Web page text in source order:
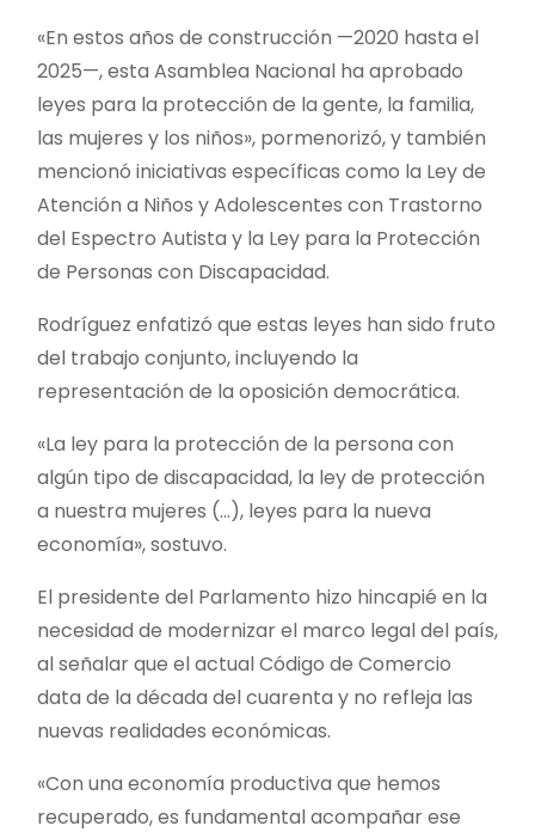
«En estos años de construcción —2020 hasta el
2025—, esta Asamblea Nacional ha aprobado
leyes para la protección de la gente, la familia,
las mujeres y los niños», pormenorizó, y también
mencionó iniciativas específicas como la Ley de
Atención a Niños y Adolescentes con Trastorno
del Espectro Autista y la Ley para la Protección
de Personas con Discapacidad.
Rodríguez enfatizó que estas leyes han sido fruto
del trabajo conjunto, incluyendo la
representación de la oposición democrática.
«La ley para la protección de la persona con
algún tipo de discapacidad, la ley de protección
a nuestra mujeres (…), leyes para la nueva
economía», sostuvo.
El presidente del Parlamento hizo hincapié en la
necesidad de modernizar el marco legal del país,
al señalar que el actual Código de Comercio
data de la década del cuarenta y no refleja las
nuevas realidades económicas.
«Con una economía productiva que hemos
recuperado, es fundamental acompañar ese